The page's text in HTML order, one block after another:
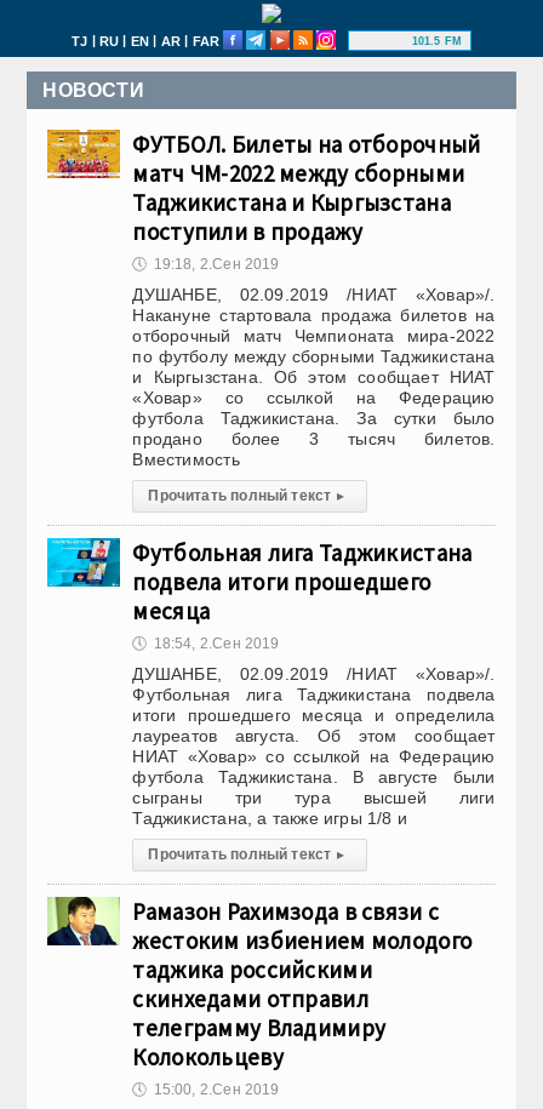
TJ | RU | EN | AR | FAR 101.5 FM
НОВОСТИ
ФУТБОЛ. Билеты на отборочный
матч ЧМ-2022 между сборными
Таджикистана и Кыргызстана
поступили в продажу
🕔 19:18, 2.Сен 2019
ДУШАНБЕ, 02.09.2019 /НИАТ «Ховар»/.
Накануне стартовала продажа билетов на
отборочный матч Чемпионата мира-2022
по футболу между сборными Таджикистана
и Кыргызстана. Об этом сообщает НИАТ
«Ховар» со ссылкой на Федерацию
футбола Таджикистана. За сутки было
продано более 3 тысяч билетов.
Вместимость
Прочитать полный текст ▸
Футбольная лига Таджикистана
подвела итоги прошедшего
месяца
🕔 18:54, 2.Сен 2019
ДУШАНБЕ, 02.09.2019 /НИАТ «Ховар»/.
Футбольная лига Таджикистана подвела
итоги прошедшего месяца и определила
лауреатов августа. Об этом сообщает
НИАТ «Ховар» со ссылкой на Федерацию
футбола Таджикистана. В августе были
сыграны три тура высшей лиги
Таджикистана, а также игры 1/8 и
Прочитать полный текст ▸
Рамазон Рахимзода в связи с
жестоким избиением молодого
таджика российскими
скинхедами отправил
телеграмму Владимиру
Колокольцеву
🕔 15:00, 2.Сен 2019